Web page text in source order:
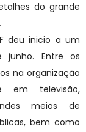
do grande
deu inicio a um
junho. Entre os
na organização
em televisão,
meios de
bem como